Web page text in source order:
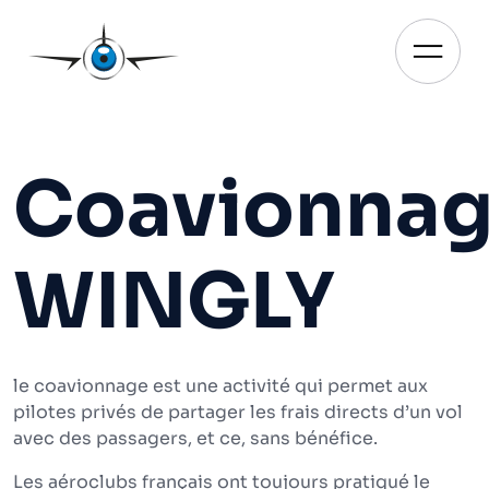
contenu
WINGLY
le coavionnage est une activité qui permet aux
pilotes privés de partager les frais directs d’un vol
avec des passagers, et ce, sans bénéfice.
Les aéroclubs français ont toujours pratiqué le